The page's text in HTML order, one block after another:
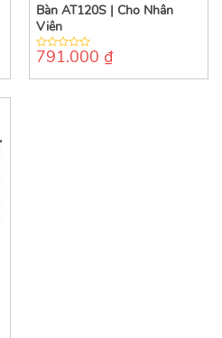
Bàn AT120S | Cho Nhân
Viên
0
of
791.000 ₫